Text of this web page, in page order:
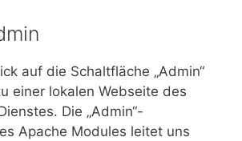
auf die Schaltfläche „Admin“
einer lokalen Webseite des
Die „Admin“-
Apache Modules leitet uns